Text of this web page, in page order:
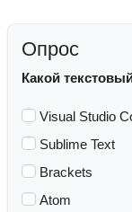
Опрос
Какой
Visual Studio
Sublime Text
Brackets
Atom